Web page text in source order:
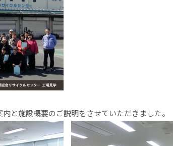
と施設概要のご説明をさせていただきました。